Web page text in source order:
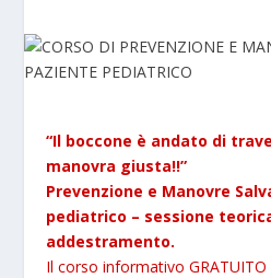
“Il boccone è andato di
manovra giusta!!”
Prevenzione e Manovre
pediatrico – sessione
addestramento.
Il corso informativo